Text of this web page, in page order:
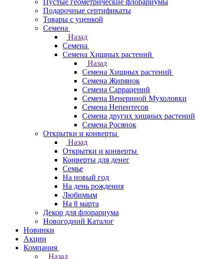
Пустые геометрические флорариумы
Подарочные сертификаты
Товары с уценкой
Семена
Назад
Семена
Семена Хищных растений
Назад
Семена Хищных растений
Семена Жирянок
Семена Саррацений
Семена Венериной Мухоловки
Семена Непентесов
Семена других хищных растений
Семена Росянок
Открытки и конверты
Назад
Открытки и конверты
Конверты для денег
Семье
На новый год
На день рождения
Любимым
На 8 марта
Декор для флорариума
Новогодний Каталог
Новинки
Акции
Компания
Назад